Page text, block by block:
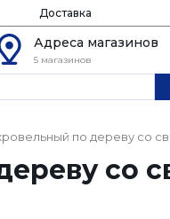
Доставка
Адреса магазинов
5 магазинов
по дереву со
со